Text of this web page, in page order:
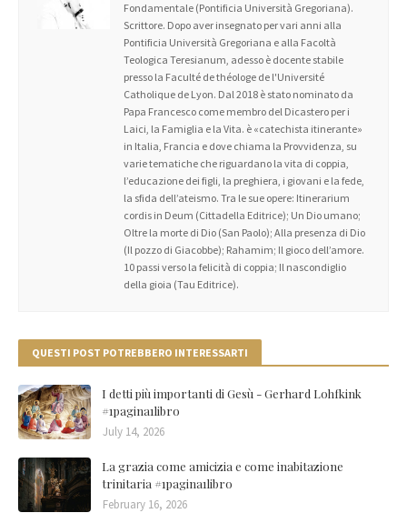
Fondamentale (Pontificia Università Gregoriana).
Scrittore. Dopo aver insegnato per vari anni alla
Pontificia Università Gregoriana e alla Facoltà
Teologica Teresianum, adesso è docente stabile
presso la Faculté de théologe de l'Université
Catholique de Lyon. Dal 2018 è stato nominato da
Papa Francesco come membro del Dicastero per i
Laici, la Famiglia e la Vita. è «catechista itinerante»
in Italia, Francia e dove chiama la Provvidenza, su
varie tematiche che riguardano la vita di coppia,
l’educazione dei figli, la preghiera, i giovani e la fede,
la sfida dell’ateismo. Tra le sue opere: Itinerarium
cordis in Deum (Cittadella Editrice); Un Dio umano;
Oltre la morte di Dio (San Paolo); Alla presenza di Dio
(Il pozzo di Giacobbe); Rahamim; Il gioco dell’amore.
10 passi verso la felicità di coppia; Il nascondiglio
della gioia (Tau Editrice).
QUESTI POST POTREBBERO INTERESSARTI
I detti più importanti di Gesù - Gerhard Lohfkink
#1pagina1libro
July 14, 2026
La grazia come amicizia e come inabitazione
trinitaria #1pagina1libro
February 16, 2026